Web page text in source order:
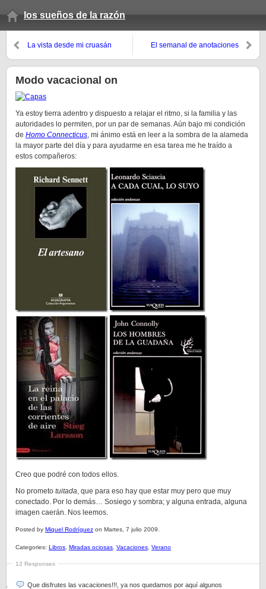
los sueños de la razón
La vista desde mi cruasán
El semanal de anotaciones
Modo vacacional on
Ya estoy tierra adentro y dispuesto a relajar el ritmo, si la familia y las
autoridades lo permiten, por un par de semanas. Aún bajo mi condición
de Homo Connecticus, mi ánimo está en leer a la sombra de la alameda
la mayor parte del día y para ayudarme en esa tarea me he traído a
estos compañeros:
Creo que podré con todos ellos.
No prometo tuitada, que para eso hay que estar muy pero que muy
conectado. Por lo demás… Sosiego y sombra; y alguna entrada, alguna
imagen caerán. Nos leemos.
Posted by Miquel Rodríguez on Martes, 7 julio 2009.
Categories: Libros Miradas ociosas Vacaciones Verano
12 Responses
Que disfrutes las vacaciones!!!, ya nos quedamos por aquí algunos